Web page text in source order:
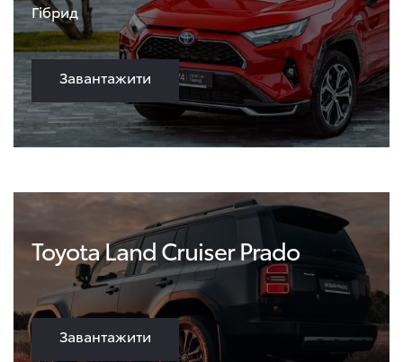
Гібрид
Завантажити
Toyota Land Cruiser Prado
Завантажити